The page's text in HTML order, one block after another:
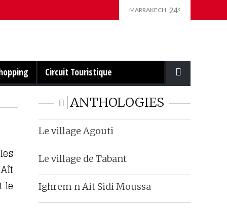
MARRAKECH 24c
Circuit Touristique
le
ANTHOLOGIES
Le village Agouti
Le village de Tabant
Ighrem n Ait Sidi Moussa